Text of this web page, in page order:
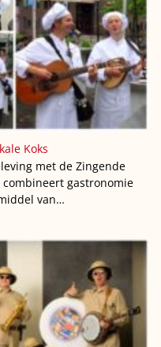
Koks
met de Zingende
combineert gastronomie
van…